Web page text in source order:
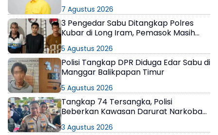
7 Agustus 2026
3 Pengedar Sabu Ditangkap Polres
Kubar di Long Iram, Pemasok Masih
5 Agustus 2026
Polisi Tangkap DPR Diduga Edar Sabu di
Manggar Balikpapan Timur
5 Agustus 2026
Tangkap 74 Tersangka, Polisi
Beberkan Kawasan Darurat Narkoba
3 Agustus 2026